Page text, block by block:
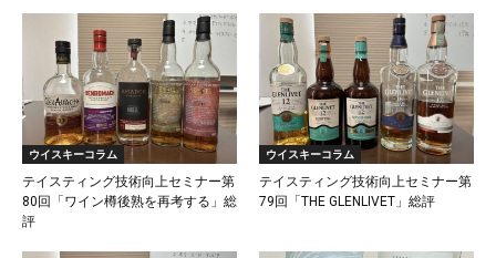
ウイスキーコラム
テイスティング技術向上セミナー第
80回「ワイン樽後熟を再考する」総
評
ウイスキーコラム
テイスティング技術向上セミナー第
79回「THE GLENLIVET」総評